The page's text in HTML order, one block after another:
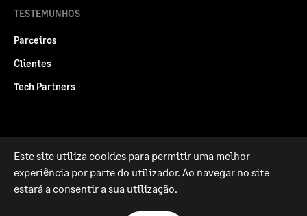
TESTEMUNHOS
Parceiros
Clientes
Tech Partners
Politica legal Privacidade e Cookies
RGPD
Este site utiliza cookies para permitir uma melhor
experiência por parte do utilizador. Ao navegar no site
estará a consentir a sua utilização.